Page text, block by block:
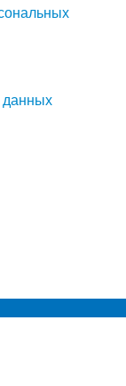
данных